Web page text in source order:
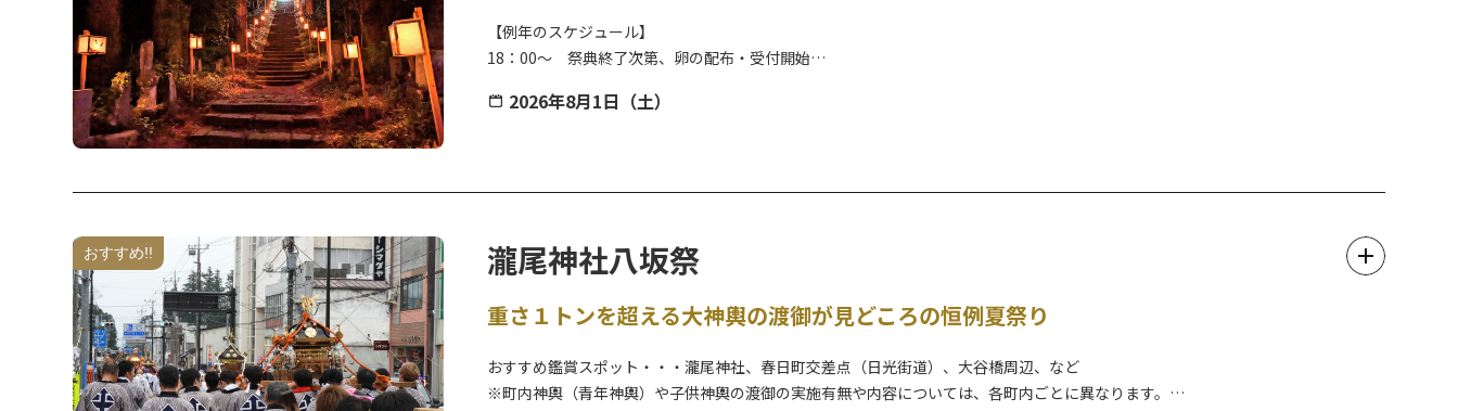
【例年のスケジュール】
18：00～ 祭典終了次第、卵の配布・受付開始
※夜間の開催のため、足元には十分ご注意ください。（懐中電灯等の照明器具をご持参ください）
子授け・安産の仏様として祀られている岩崎観世音は、別名「鶴の子観音」と呼ばれています。当日はたくさんの行灯が参道を照ら
します。
風習が伝わる祭事です。
2026年8月1日（土）
おすすめ!! 瀧尾神社八坂祭
重さ１トンを超える大神輿の渡御が見どころの恒例夏祭り
おすすめ鑑賞スポット・・・瀧尾神社、春日町交差点（日光街道）、大谷橋周辺、など
※町内神輿（青年神輿）や子供神輿の渡御の実施有無や内容については、各町内ごとに異なります。